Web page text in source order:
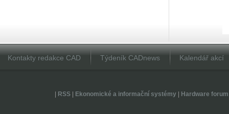
Kontakty redakce CAD Týdeník CADnews Kalendář akcí
RSS| Ekonomické a informační systémy| Hardware forum